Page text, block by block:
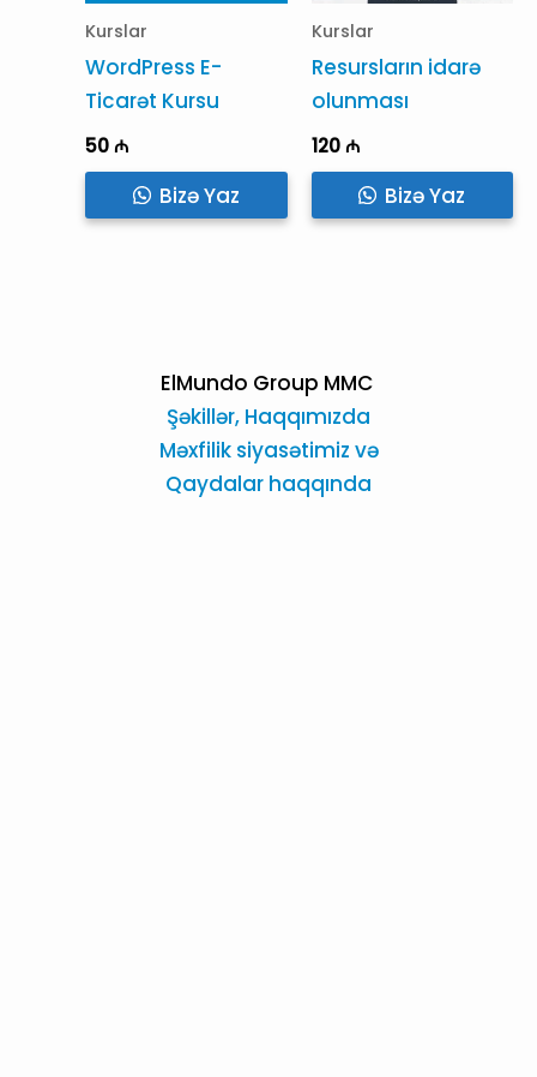
Kurslar
WordPress E-
Ticarət Kursu
50₼
Bizə Yaz
Kurslar
Resursların idarə
olunması
120₼
Bizə Yaz
ElMundo Group MMC
Şəkillər, Haqqımızda
Məxfilik siyasətimiz və
Qaydalar haqqında